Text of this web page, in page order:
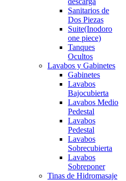
Sanitarios de
Dos Piezas
Suite(Inodoro
one piece)
Tanques
Ocultos
Lavabos y Gabinetes
Gabinetes
Lavabos
Bajocubierta
Lavabos Medio
Pedestal
Lavabos
Pedestal
Lavabos
Sobrecubierta
Lavabos
Sobreponer
Tinas de Hidromasaje